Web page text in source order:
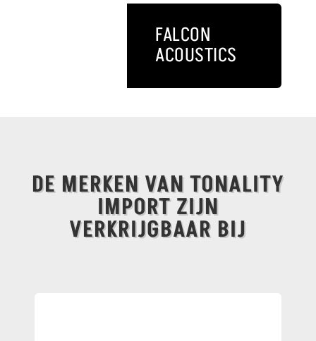
FALCON
ACOUSTICS
DE MERKEN VAN TONALITY
IMPORT ZIJN
VERKRIJGBAAR BIJ